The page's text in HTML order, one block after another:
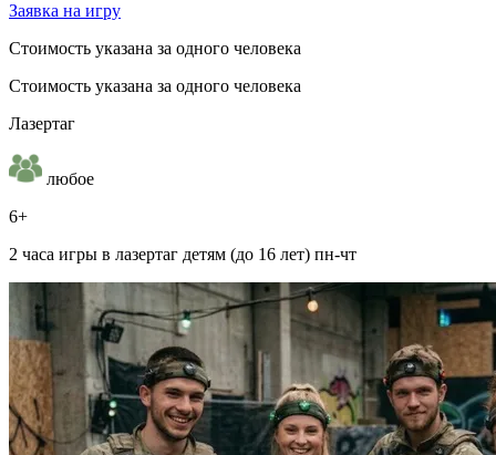
Заявка на игру
Стоимость указана за одного человека
Стоимость указана за одного человека
Лазертаг
любое
6+
2 часа игры в лазертаг детям (до 16 лет) пн-чт